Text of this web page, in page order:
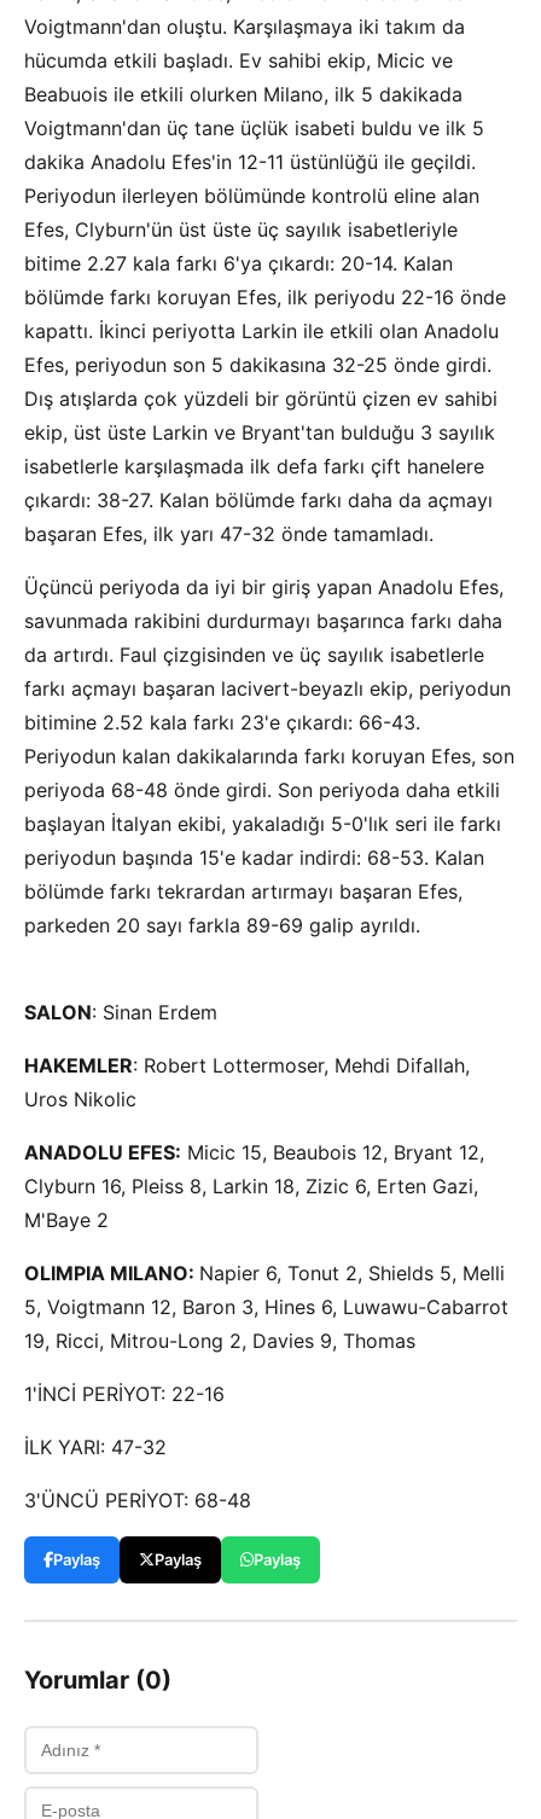
Voigtmann'dan oluştu. Karşılaşmaya iki takım da
hücumda etkili başladı. Ev sahibi ekip, Micic ve
Beabuois ile etkili olurken Milano, ilk 5 dakikada
Voigtmann'dan üç tane üçlük isabeti buldu ve ilk 5
dakika Anadolu Efes'in 12-11 üstünlüğü ile geçildi.
Periyodun ilerleyen bölümünde kontrolü eline alan
Efes, Clyburn'ün üst üste üç sayılık isabetleriyle
bitime 2.27 kala farkı 6'ya çıkardı: 20-14. Kalan
bölümde farkı koruyan Efes, ilk periyodu 22-16 önde
kapattı. İkinci periyotta Larkin ile etkili olan Anadolu
Efes, periyodun son 5 dakikasına 32-25 önde girdi.
Dış atışlarda çok yüzdeli bir görüntü çizen ev sahibi
ekip, üst üste Larkin ve Bryant'tan bulduğu 3 sayılık
isabetlerle karşılaşmada ilk defa farkı çift hanelere
çıkardı: 38-27. Kalan bölümde farkı daha da açmayı
başaran Efes, ilk yarı 47-32 önde tamamladı.
Üçüncü periyoda da iyi bir giriş yapan Anadolu Efes,
savunmada rakibini durdurmayı başarınca farkı daha
da artırdı. Faul çizgisinden ve üç sayılık isabetlerle
farkı açmayı başaran lacivert-beyazlı ekip, periyodun
bitimine 2.52 kala farkı 23'e çıkardı: 66-43.
Periyodun kalan dakikalarında farkı koruyan Efes, son
periyoda 68-48 önde girdi. Son periyoda daha etkili
başlayan İtalyan ekibi, yakaladığı 5-0'lık seri ile farkı
periyodun başında 15'e kadar indirdi: 68-53. Kalan
bölümde farkı tekrardan artırmayı başaran Efes,
parkeden 20 sayı farkla 89-69 galip ayrıldı.
SALON: Sinan Erdem
HAKEMLER: Robert Lottermoser, Mehdi Difallah,
Uros Nikolic
ANADOLU EFES: Micic 15, Beaubois 12, Bryant 12,
Clyburn 16, Pleiss 8, Larkin 18, Zizic 6, Erten Gazi,
M'Baye 2
OLIMPIA MILANO: Napier 6, Tonut 2, Shields 5, Melli
5, Voigtmann 12, Baron 3, Hines 6, Luwawu-Cabarrot
19, Ricci, Mitrou-Long 2, Davies 9, Thomas
1'İNCİ PERİYOT: 22-16
İLK YARI: 47-32
3'ÜNCÜ PERİYOT: 68-48
Paylaş Paylaş Paylaş
Yorumlar (0)